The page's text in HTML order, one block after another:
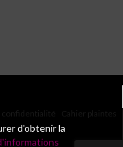
d'obtenir la
Cahier plaintes